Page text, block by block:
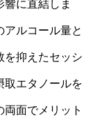
に直結しま
ルコール量と
を抑えたセッシ
取エタノールを
面でメリット